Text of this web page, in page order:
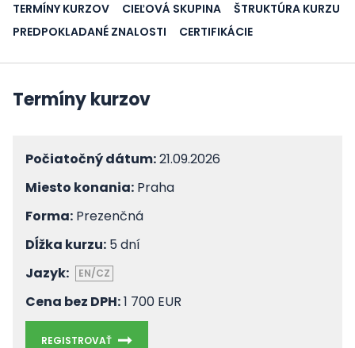
TERMÍNY KURZOV CIEĽOVÁ SKUPINA
ŠTRUKTÚRA KURZU
PREDPOKLADANÉ ZNALOSTI
CERTIFIKÁCIE
Termíny kurzov
Počiatočný dátum:21.09.2026
Miesto konania: Praha
Forma: Prezenčná
Dĺžka kurzu: 5 dní
Jazyk:
EN/CZ
Cena bez DPH:1 700 EUR
REGISTROVAŤ